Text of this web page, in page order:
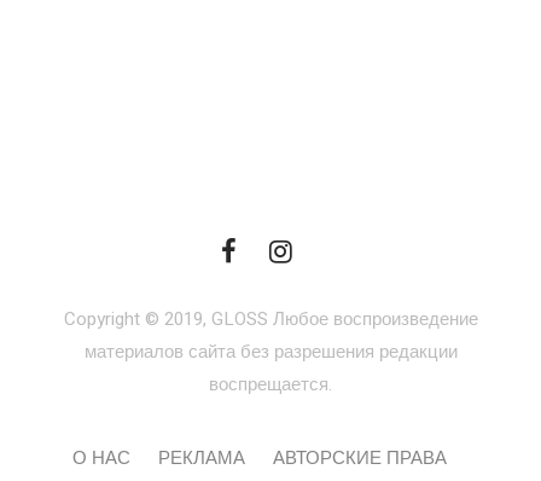
Copyright © 2019, GLOSS Любое воспроизведение
материалов сайта без разрешения редакции
воспрещается.
О НАС РЕКЛАМА АВТОРСКИЕ ПРАВА